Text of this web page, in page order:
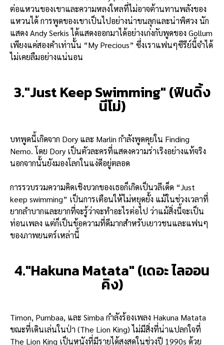
ต่อแหวนของเขาและความหลงใหลที่ไม่อาจต้านทานพลังของ
แหวนได้ การพูดของเขาเป็นไปอย่างน่าขนลุกและน่าพิศวง นัก
แสดง Andy Serkis ได้แสดงออกมาได้อย่างเก่งกับพูดของ Gollum
เพียงแค่สองคำเท่านั้น “My Precious” ซึ่งเราแฟนๆซีรีย์นี้จำได้
ไม่เคยลืมอย่างแน่นอน
3."Just Keep Swimming" (ฟินดิ้ง
นีโม่)
บทพูดนี้เกิดจาก Dory และ Marlin กำลังพูดคุยใน Finding
Nemo. โดย Dory เป็นตัวละครที่แสดงความร่าเริงอย่างแท้จริง
นอกจากนั้นยังมองโลกในแง่ดีอยู่ตลอด
การรวบรวมความคิดเชิงบวกของเธอก็เกิดเป็นวลีเด็ด “Just
keep swimming” เป็นการเตือนให้ไม่หยุดยั้ง แม้ในช่วงเวลาที่
ยากลำบากและยากที่จะรู้ว่าจะทำอะไรต่อไป ว่าแม้สิ่งนี้จะเป็น
ท่อนเพลง แต่ก็เป็นข้อความที่ดีมากสำหรับเยาวชนและแฟนๆ
ของภาพยนตร์เหล่านี้
4."Hakuna Matata" (เดอะ ไลออน
คิง)
Timon, Pumbaa, และ Simba กำลังร้องเพลง Hakuna Matata
ขณะที่เดินเล่นในป่า (The Lion King) ไม่มีสิ่งที่น่าแปลกใจที่
The Lion King เป็นหนังที่มีรายได้สูงสุดในช่วงปี 1990s ด้วย